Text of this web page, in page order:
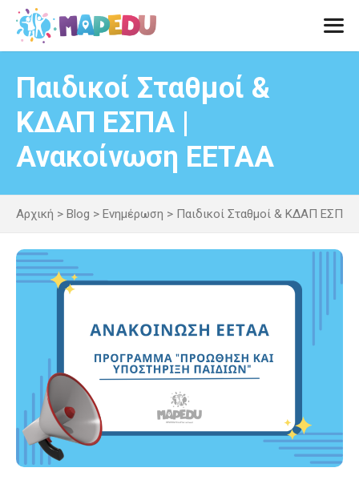
Μετάβαση
περιεχόμενο
Παιδικοί Σταθμοί &
ΚΔΑΠ ΕΣΠΑ |
Ανακοίνωση ΕΕΤΑΑ
Αρχική > Blog > Ενημέρωση > Παιδικοί Σταθμοί & ΚΔΑΠ ΕΣΠΑ